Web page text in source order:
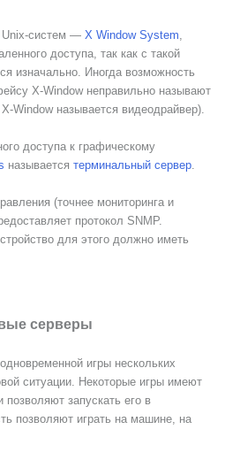
Unix-систем — X Window System,
доступа, так как с такой
изначально. Иногда возможность
Х-Window неправильно называют
Window называется видеодрайвер).
доступа к графическому
называется терминальный сервер.
(точнее мониторинга и
протокол SNMP.
для этого должно иметь
серверы
игры нескольких
ситуации. Некоторые игры имеют
позволяют запускать его в
позволяют играть на машине, на